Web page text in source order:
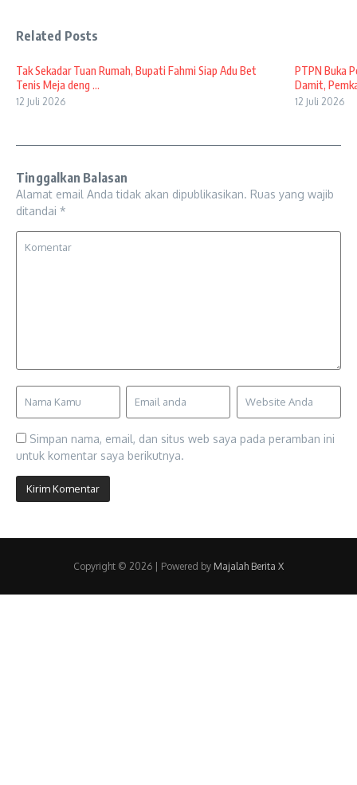
Related Posts
Tak Sekadar Tuan Rumah, Bupati Fahmi Siap Adu Bet
Tenis Meja deng ...
12 Juli 2026
PTPN Buka
Damit,
12 Juli 2026
Tinggalkan Balasan
Alamat email Anda tidak akan dipublikasikan. Ruas yang wajib
ditandai *
Simpan nama, email, dan situs web saya pada peramban ini
untuk komentar saya berikutnya.
Copyright © 2026 | Powered by Majalah Berita X